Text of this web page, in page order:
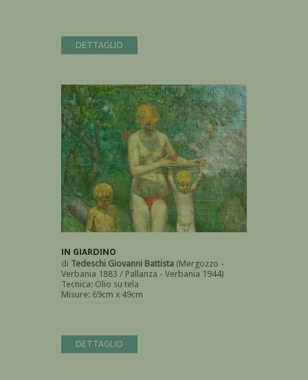
DETTAGLIO
IN GIARDINO
di Tedeschi Giovanni Battista (Mergozzo -
Verbania 1883 / Pallanza - Verbania 1944)
Tecnica: Olio su tela
Misure: 69cm x 49cm
DETTAGLIO